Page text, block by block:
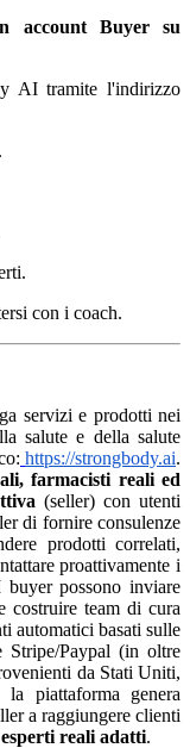
account Buyer su
AI tramite l'indirizzo
con i coach.
servizi e prodotti nei
salute e della salute
https://strongbody.ai.
farmacisti reali ed
(seller) con utenti
di fornire consulenze
prodotti correlati,
proattivamente i
possono inviare
costruire team di cura
automatici basati sulle
Stripe/Paypal (in oltre
da Stati Uniti,
piattaforma genera
a raggiungere clienti
esperti reali adatti.